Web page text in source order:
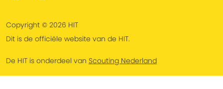
Copyright © 2026 HIT
Dit is de officiële website van de HIT.
De HIT is onderdeel van Scouting Nederland